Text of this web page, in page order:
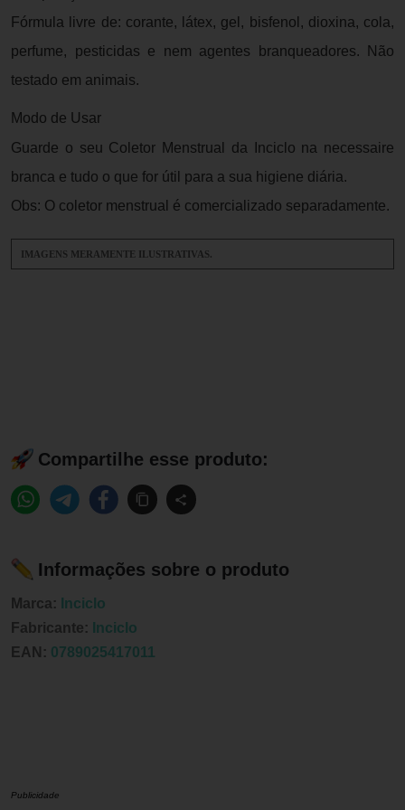
Fórmula livre de: corante, látex, gel, bisfenol, dioxina, cola,
perfume, pesticidas e nem agentes branqueadores. Não
testado em animais.
Modo de Usar
Guarde o seu Coletor Menstrual da Inciclo na necessaire
branca e tudo o que for útil para a sua higiene diária.
Obs: O coletor menstrual é comercializado separadamente.
IMAGENS MERAMENTE ILUSTRATIVAS.
Compartilhe esse produto:
Informações sobre o produto
Marca:
Inciclo
Fabricante:
Inciclo
EAN: 0789025417011
Publicidade